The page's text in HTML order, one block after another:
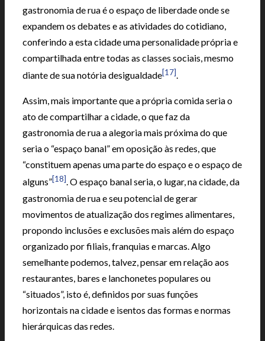
gastronomia de rua é o espaço de liberdade onde se
expandem os debates e as atividades do cotidiano,
conferindo a esta cidade uma personalidade própria e
compartilhada entre todas as classes sociais, mesmo
diante de sua notória desigualdade[17].
Assim, mais importante que a própria comida seria o
ato de compartilhar a cidade, o que faz da
gastronomia de rua a alegoria mais próxima do que
seria o “espaço banal” em oposição às redes, que
“constituem apenas uma parte do espaço e o espaço de
alguns”[18]. O espaço banal seria, o lugar, na cidade, da
gastronomia de rua e seu potencial de gerar
movimentos de atualização dos regimes alimentares,
propondo inclusões e exclusões mais além do espaço
organizado por filiais, franquias e marcas. Algo
semelhante podemos, talvez, pensar em relação aos
restaurantes, bares e lanchonetes populares ou
“situados”, isto é, definidos por suas funções
horizontais na cidade e isentos das formas e normas
hierárquicas das redes.